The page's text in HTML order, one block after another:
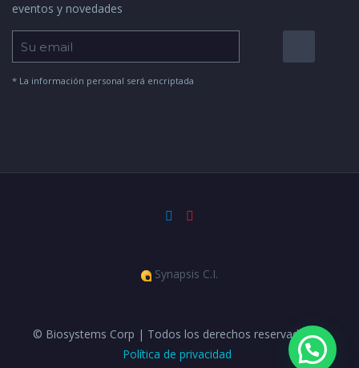
eventos y novedades
* La información personal será encriptada
Synapsis C.I.
© Biosystems Corp | Todos los derechos reservados |
Política de privacidad